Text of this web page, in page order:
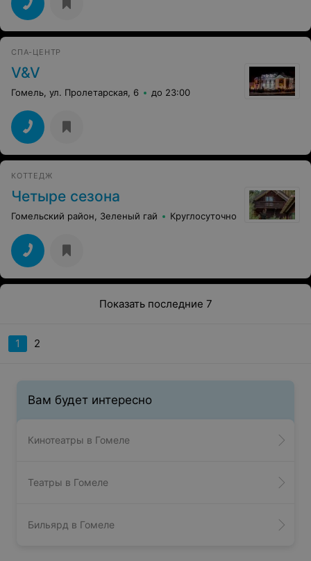
СПА-ЦЕНТР
V&V
Гомель, ул. Пролетарская, 6 до 23:00
КОТТЕДЖ
Четыре сезона
Гомельский район, Зеленый гай Круглосуточно
Показать последние 7
1 2
Вам будет интересно
Кинотеатры в Гомеле
Театры в Гомеле
Бильярд в Гомеле